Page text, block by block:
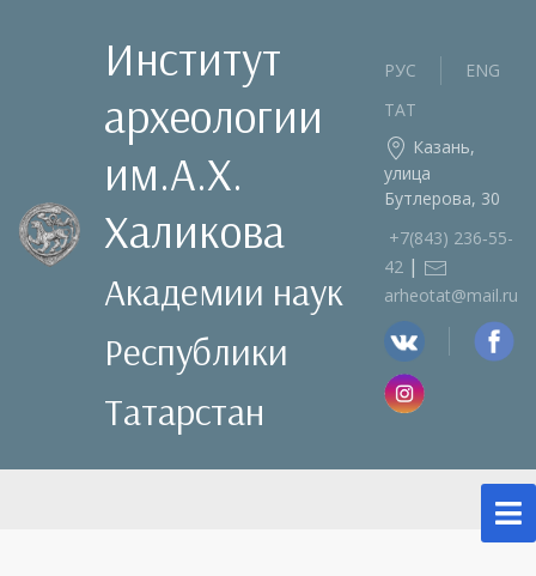
Институт
археологии
им.А.Х.
Халикова
Академии наук
Республики
Татарстан
РУС
ENG
ТАТ
Казань,
улица
Бутлерова, 30
+7(843) 236‑55-
42 |
arheotat@mail.ru